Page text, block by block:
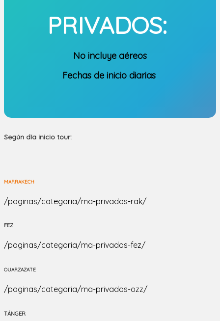
PRIVADOS:
No incluye aéreos
Fechas de inicio diarias
Según día inicio tour:
MARRAKECH
/paginas/categoria/ma-privados-rak/
FEZ
/paginas/categoria/ma-privados-fez/
OUARZAZATE
/paginas/categoria/ma-privados-ozz/
TÁNGER